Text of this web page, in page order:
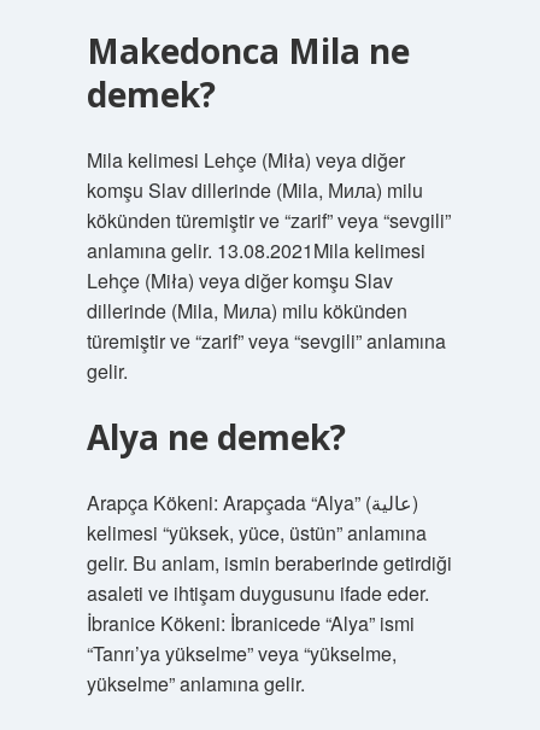
Makedonca Mila ne
demek?
Mila kelimesi Lehçe (Miła) veya diğer
komşu Slav dillerinde (Mila, Мила) milu
kökünden türemiştir ve “zarif” veya “sevgili”
anlamına gelir. 13.08.2021Mila kelimesi
Lehçe (Miła) veya diğer komşu Slav
dillerinde (Mila, Мила) milu kökünden
türemiştir ve “zarif” veya “sevgili” anlamına
gelir.
Alya ne demek?
Arapça Kökeni: Arapçada “Alya” (عالية)
kelimesi “yüksek, yüce, üstün” anlamına
gelir. Bu anlam, ismin beraberinde getirdiği
asaleti ve ihtişam duygusunu ifade eder.
İbranice Kökeni: İbranicede “Alya” ismi
“Tanrı’ya yükselme” veya “yükselme,
yükselme” anlamına gelir.